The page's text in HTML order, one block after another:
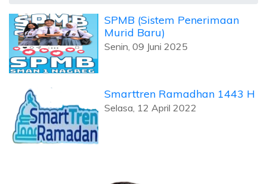
SPMB (Sistem Penerimaan
Murid Baru)
Senin, 09 Juni 2025
Smarttren Ramadhan 1443 H
Selasa, 12 April 2022